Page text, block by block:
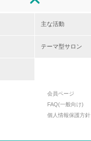
主な活動
テーマ型サロン
会員ページ
FAQ(一般向け)
個人情報保護方針